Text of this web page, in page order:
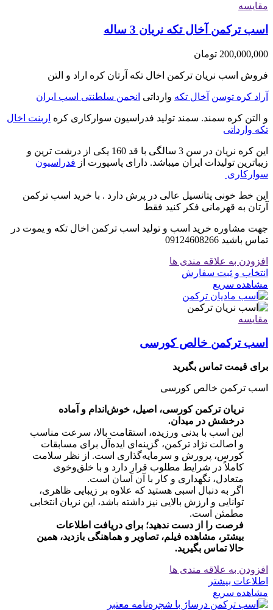
مقایسه
اسب ترکمن آخال تکه نریان 3 ساله
200,000,000 تومان
فروش اسب نریان ترکمن اخال تکه آرتان کره اراد و التن
آراد کره توسن آخال تکه وارداتی انجمن سلطنتی اسب ایران
و التن کره سمند. سمند تولید فدراسیون سوارکاری کره اربنت اخال
تکه وارداتی
این کره نریان در سن 3 سالگی با قد 160 یکی از درشت ترین و
زیباترین تولیدات ایران میباشد. دارای پاسپورت از فدراسیون
سوارکاری
این خط خونی پتانسیل عالی در پرش دارد . با خرید اسب ترکمن
آرتان به قهرمانی فکر کنید فقط
جهت مشاوره خرید اسب و تولید اسب ترکمن اخال تکه و یموت در
تماس باشید 09124608266
افزودن به علاقه مندی ها
انتخاب و ثبت سفارش
مشاهده سریع
مقایسه
اسب ترکمن خالص کورسی
برای قیمت تماس بگیرید
اسب ترکمن خالص کورسی
نریان ترکمن کورسی، اصیل، خوش‌اندام و آماده
درخشش در میدان.
این اسب با بدنی ورزیده، استقامت بالا، سرعت مناسب
و اصالت نژاد ترکمن، گزینه‌ای ایده‌آل برای مسابقات
کورس، پرورش و سرمایه‌گذاری است. از نظر سلامت
کاملاً در شرایط مطلوب قرار دارد و با خلق‌وخوی
متعادل، نگهداری و کار با آن آسان است.
اگر به دنبال اسبی هستید که علاوه بر زیبایی ظاهری،
توانایی و ارزش بالایی نیز داشته باشد، این نریان انتخابی
مطمئن است.
فرصت را از دست ندهید؛ برای دریافت اطلاعات
بیشتر، مشاهده فیلم، تصاویر و هماهنگی بازدید، همین
حالا تماس بگیرید.
افزودن به علاقه مندی ها
اطلاعات بیشتر
مشاهده سریع